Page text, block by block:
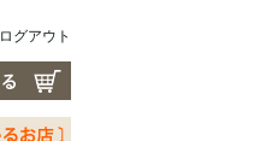
ログアウト